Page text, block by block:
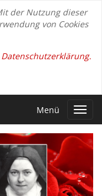
der Nutzung dieser
von Cookies
Datenschutzerklärung.
Menü